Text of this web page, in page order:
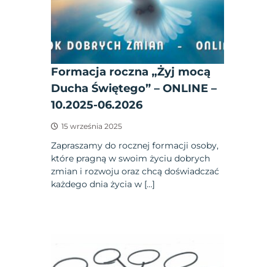
Formacja roczna „Żyj mocą
Ducha Świętego” – ONLINE –
10.2025-06.2026
15 września 2025
Zapraszamy do rocznej formacji osoby,
które pragną w swoim życiu dobrych
zmian i rozwoju oraz chcą doświadczać
każdego dnia życia w […]